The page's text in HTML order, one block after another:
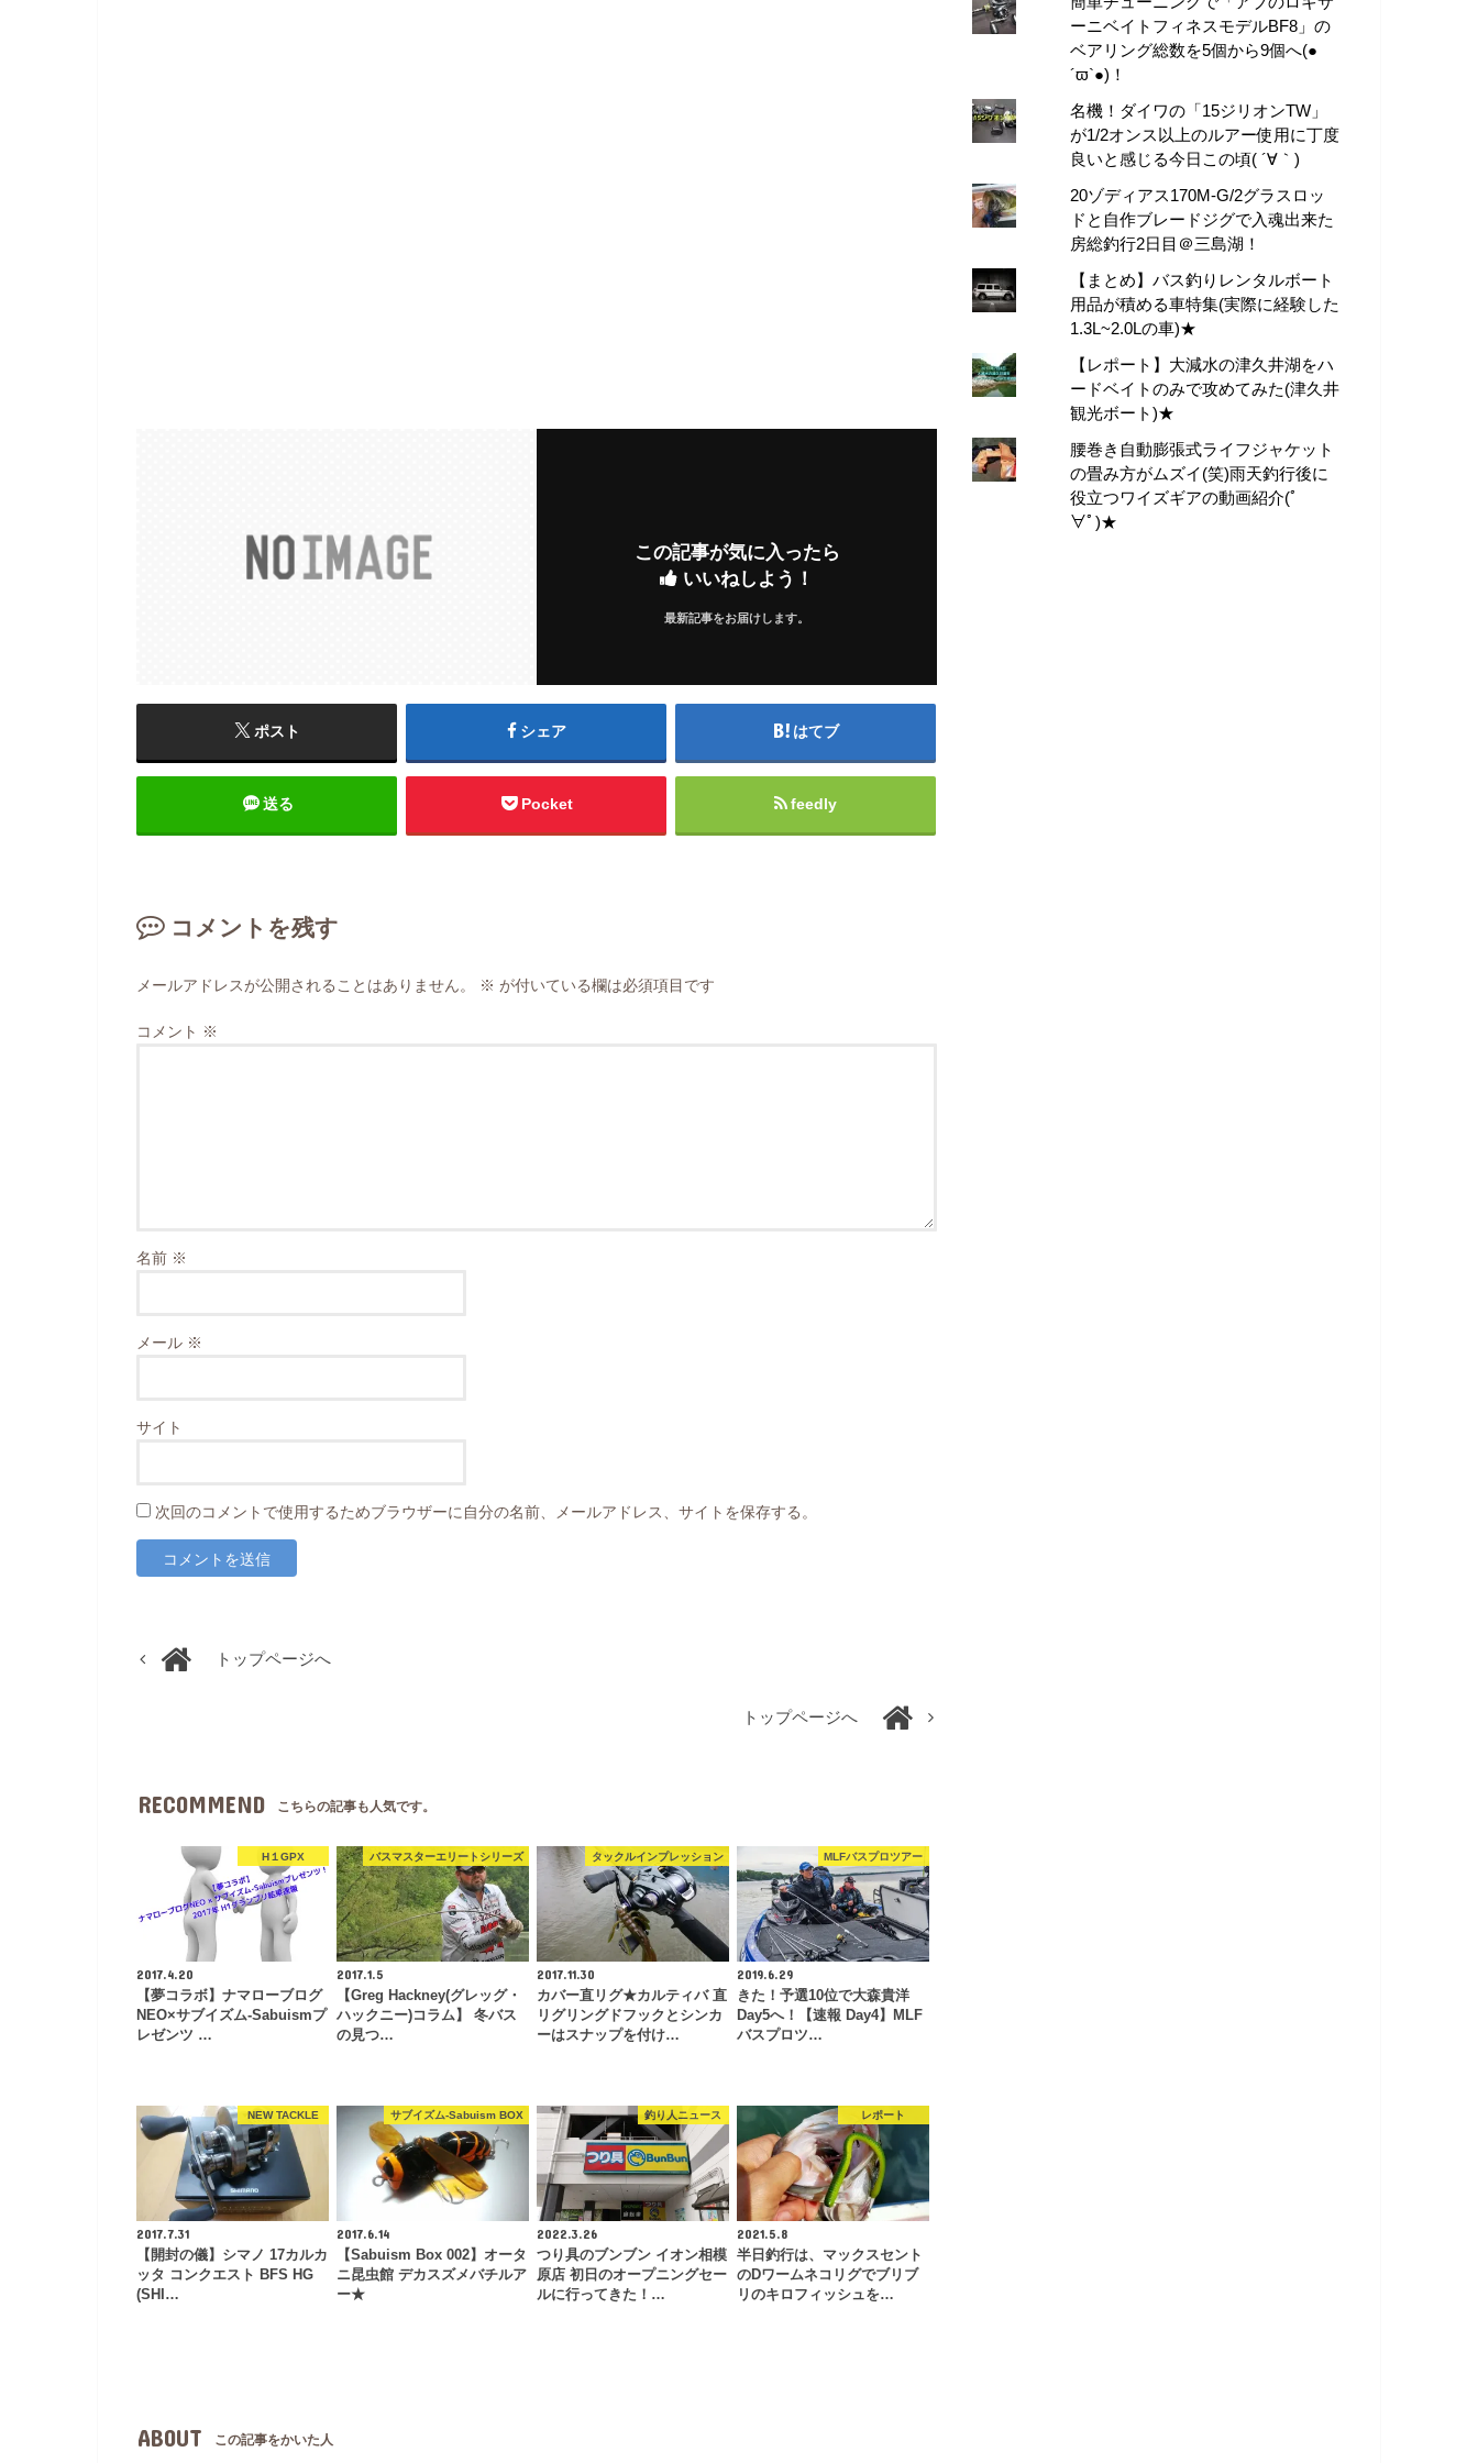
この記事が気に入ったら
いいねしよう！
最新記事をお届けします。
ポスト シェア はてブ
送る Pocket feedly
コメントを残す
メールアドレスが公開されることはありません。 ※ が付いている欄は必須項目です
コメント ※
名前 ※
メール ※
サイト
次回のコメントで使用するためブラウザーに自分の名前、メールアドレス、サイトを保存する。
トップページへ
トップページへ
RECOMMEND こちらの記事も人気です。
H１GPX
2017.4.20
【夢コラボ】ナマローブログ
NEO×サブイズム-Sabuismプ
レゼンツ …
バスマスターエリートシリーズ
2017.1.5
【Greg Hackney(グレッグ・
ハックニー)コラム】 冬バス
の見つ…
タックルインプレッション
2017.11.30
カバー直リグ★カルティバ 直
リグリングドフックとシンカ
ーはスナップを付け…
MLFバスプロツアー
2019.6.29
きた！予選10位で大森貴洋
Day5へ！【速報 Day4】MLF
バスプロツ…
NEW TACKLE
2017.7.31
【開封の儀】シマノ 17カルカ
ッタ コンクエスト BFS HG
(SHI…
サブイズム-Sabuism BOX
2017.6.14
【Sabuism Box 002】オータ
ニ昆虫館 デカスズメバチルア
ー★
釣り人ニュース
2022.3.26
つり具のブンブン イオン相模
原店 初日のオープニングセー
ルに行ってきた！…
レポート
2021.5.8
半日釣行は、マックスセント
のDワームネコリグでブリブ
リのキロフィッシュを…
ABOUT この記事をかいた人
ーニベイトフィネスモデルBF8」の
ベアリング総数を5個から9個へ(●
´ϖ`●)！
名機！ダイワの「15ジリオンTW」
が1/2オンス以上のルアー使用に丁度
良いと感じる今日この頃( ´∀｀)
20ゾディアス170M-G/2グラスロッ
ドと自作ブレードジグで入魂出来た
房総釣行2日目＠三島湖！
【まとめ】バス釣りレンタルボート
用品が積める車特集(実際に経験した
1.3L~2.0Lの車)★
【レポート】大減水の津久井湖をハ
ードベイトのみで攻めてみた(津久井
観光ボート)★
腰巻き自動膨張式ライフジャケット
の畳み方がムズイ(笑)雨天釣行後に
役立つワイズギアの動画紹介(ﾟ
∀ﾟ)★